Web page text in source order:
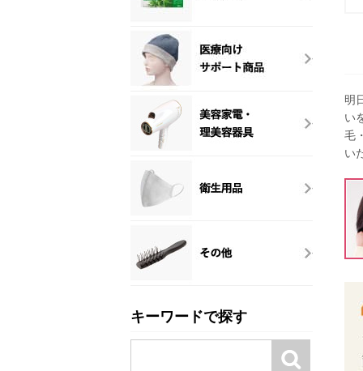
明
い
毛
い
キーワードで探す